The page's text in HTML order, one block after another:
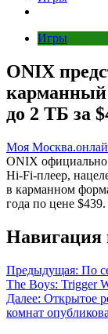
Игры
ONIX
карманный
до 2 ТБ за
Моя
ONIX
Hi‑Fi‑плеер,
в карманном
года по цене $439.
Навигация
Предыдущая: По
The Boys: Trigger
Далее: Открытое
комнат